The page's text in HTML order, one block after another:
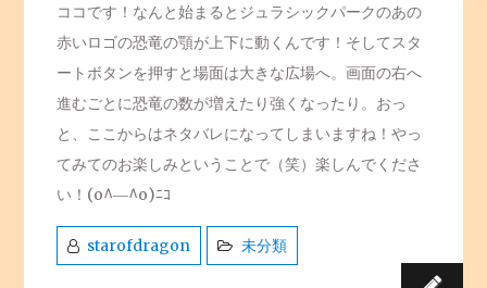
ココです！なんと始まるとジュラシックパークのあの
赤いロゴの恐竜の顎が上下に動くんです！そしてスタ
ートボタンを押すと場面は大きな広場へ。画面の右へ
進むごとに恐竜の数が増えたり強くなったり。おっ
と、ここからはネタバレになってしまいますね！やっ
てみてのお楽しみということで（笑）楽しんでくださ
い！(o^―^o)ﾆｺ
starofdragon 未分類